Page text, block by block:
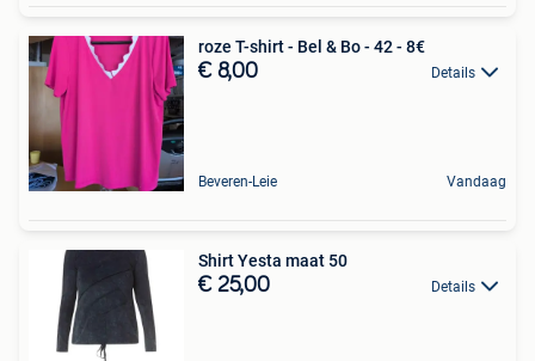
roze T-shirt - Bel & Bo - 42 - 8€
€ 8,00 Details
Beveren-Leie Vandaag
Shirt Yesta maat 50
€ 25,00 Details